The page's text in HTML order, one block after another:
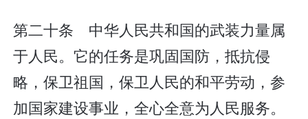
第二十条 中华人民共和国的武装力量属
于人民。它的任务是巩固国防，抵抗侵
略，保卫祖国，保卫人民的和平劳动，参
加国家建设事业，全心全意为人民服务。